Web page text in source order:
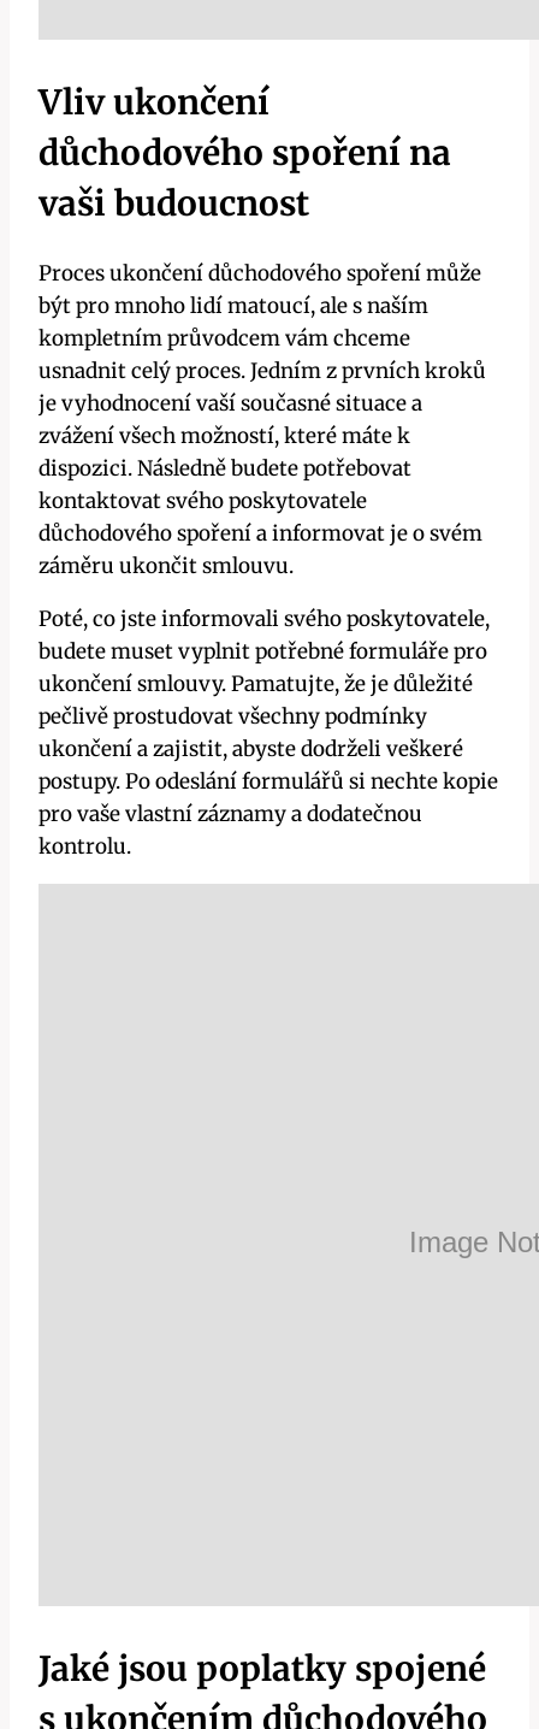
Vliv ukončení
důchodového spoření na
vaši budoucnost
Proces ukončení důchodového spoření může
být pro mnoho lidí matoucí, ale s naším
kompletním průvodcem vám chceme
usnadnit celý proces. Jedním z prvních kroků
je vyhodnocení vaší současné situace a
zvážení všech možností, které máte k
dispozici. Následně budete potřebovat
kontaktovat svého poskytovatele
důchodového spoření a informovat je o svém
záměru ukončit smlouvu.
Poté, co jste informovali svého poskytovatele,
budete muset vyplnit potřebné formuláře pro
ukončení smlouvy. Pamatujte, že je důležité
pečlivě prostudovat všechny podmínky
ukončení a zajistit, abyste dodrželi veškeré
postupy. Po odeslání formulářů si nechte kopie
pro vaše vlastní záznamy a dodatečnou
kontrolu.
Jaké jsou poplatky spojené
s ukončením důchodového